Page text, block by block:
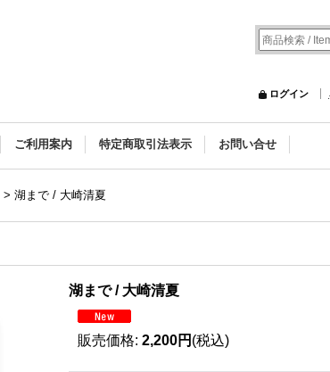
ログイン
ご利用案内 特定商取引法表示 お問い合せ
> 湖まで / 大崎清夏
湖まで / 大崎清夏
販売価格: 2,200円 (税込)